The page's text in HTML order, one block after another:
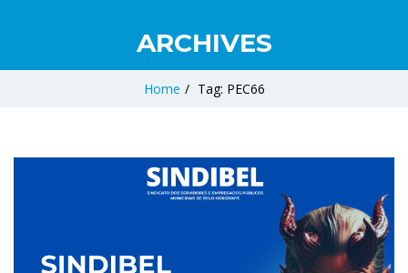
ARCHIVES
Home / Tag: PEC66